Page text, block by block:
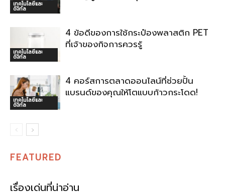
เทคโนโลยีและ
ดิจิทัล
เทคโนโลยีและ
ดิจิทัล
4 ข้อดีของการใช้กระป๋องพลาสติก PET
ที่เจ้าของกิจการควรรู้
เทคโนโลยีและ
ดิจิทัล
4 คอร์สการตลาดออนไลน์ที่ช่วยปั้น
แบรนด์ของคุณให้โตแบบก้าวกระโดด!
FEATURED
เรื่องเด่นที่น่าอ่าน